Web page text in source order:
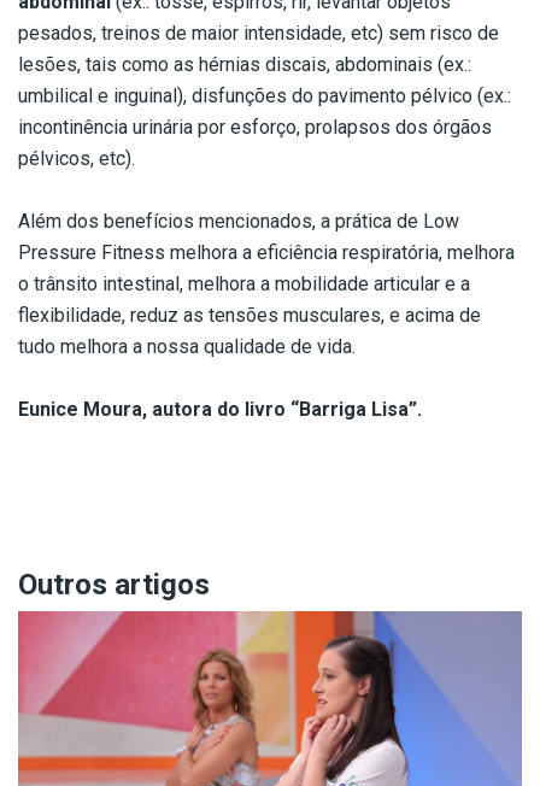
pesados, treinos de maior intensidade, etc) sem risco de
lesões, tais como as hérnias discais, abdominais (ex.:
umbilical e inguinal), disfunções do pavimento pélvico (ex.:
incontinência urinária por esforço, prolapsos dos órgãos
pélvicos, etc).
Além dos benefícios mencionados, a prática de Low
Pressure Fitness melhora a eficiência respiratória, melhora
o trânsito intestinal, melhora a mobilidade articular e a
flexibilidade, reduz as tensões musculares, e acima de
tudo melhora a nossa qualidade de vida.
Eunice Moura, autora do livro “Barriga Lisa”.
Outros artigos